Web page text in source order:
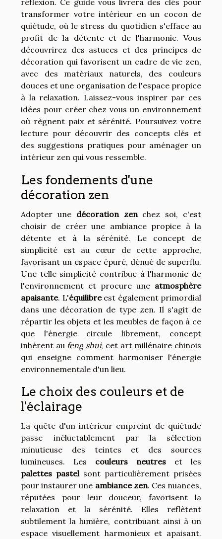
transformer votre intérieur en un cocon de
quiétude, où le stress du quotidien s'efface au
profit de la détente et de l'harmonie. Vous
découvrirez des astuces et des principes de
décoration qui favorisent un cadre de vie zen,
avec des matériaux naturels, des couleurs
douces et une organisation de l'espace propice
à la relaxation. Laissez-vous inspirer par ces
idées pour créer chez vous un environnement
où règnent paix et sérénité. Poursuivez votre
lecture pour découvrir des concepts clés et
des suggestions pratiques pour aménager un
intérieur zen qui vous ressemble.
Les fondements d'une
décoration zen
Adopter une décoration zenchez soi, c'est
choisir de créer une ambiance propice à la
détente et à la sérénité. Le concept de
simplicité est au cœur de cette approche,
favorisant un espace épuré, dénué de superflu.
Une telle simplicité contribue à l'harmonie de
l'environnement et procure une atmosphère
apaisante. L'équilibreest également primordial
dans une décoration de type zen. Il s'agit de
répartir les objets et les meubles de façon à ce
que l'énergie circule librement, concept
inhérent au feng shui, cet art millénaire chinois
qui enseigne comment harmoniser l'énergie
environnementale d'un lieu.
Le choix des couleurs et de
l'éclairage
La quête d'un intérieur empreint de quiétude
passe inéluctablement par la sélection
minutieuse des teintes et des sources
lumineuses. Les couleurs neutres et les
palettes pastelsont particulièrement prisées
pour instaurer une ambiance zen. Ces nuances,
réputées pour leur douceur, favorisent la
relaxation et la sérénité. Elles reflètent
subtilement la lumière, contribuant ainsi à un
espace visuellement harmonieux et apaisant.